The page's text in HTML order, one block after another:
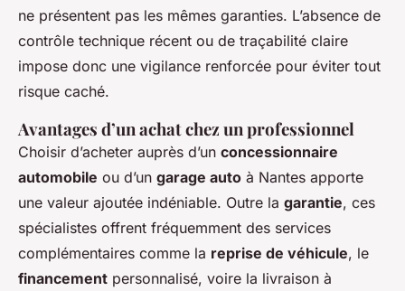
ne présentent pas les mêmes garanties. L’absence de
contrôle technique récent ou de traçabilité claire
impose donc une vigilance renforcée pour éviter tout
risque caché.
Avantages d’un achat chez un professionnel
Choisir d’acheter auprès d’un concessionnaire
automobile ou d’un garage auto à Nantes apporte
une valeur ajoutée indéniable. Outre la garantie, ces
spécialistes offrent fréquemment des services
complémentaires comme la reprise de véhicule, le
financement personnalisé, voire la livraison à